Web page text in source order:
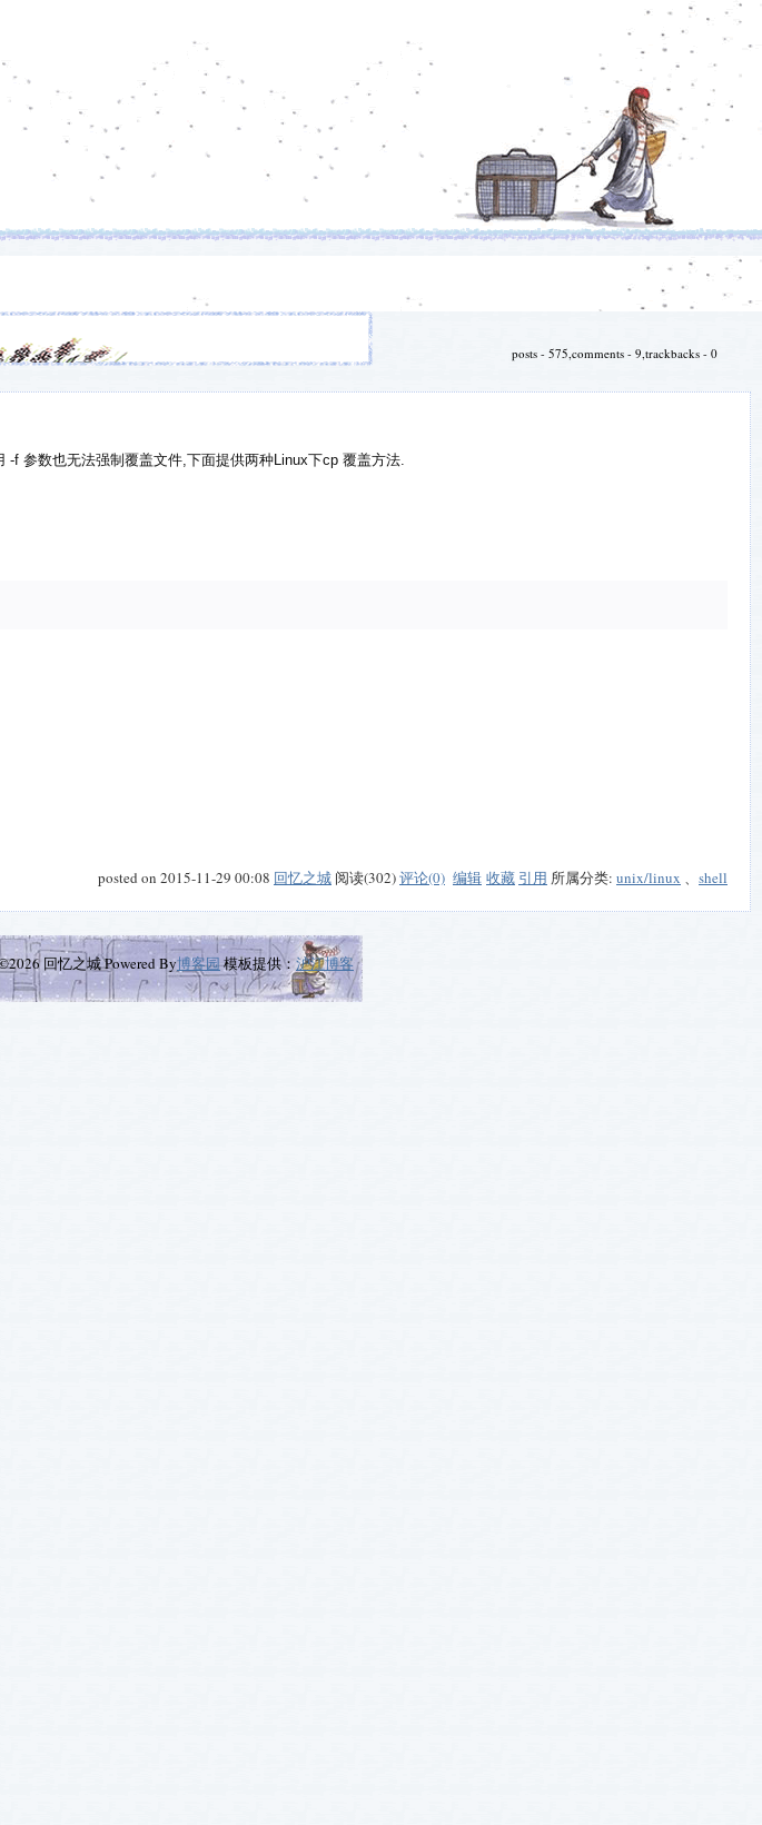
posts - 575,comments - 9,trackbacks - 0
f 参数也无法强制覆盖文件,下面提供两种Linux下cp 覆盖方法.
posted on 2015-11-29 00:08 回忆之城 阅读(302)评论(0) 编辑 收藏 引用 所属分类: unix/linux 、 shell
回忆之城 Powered By博客园模板提供： 沪江博客